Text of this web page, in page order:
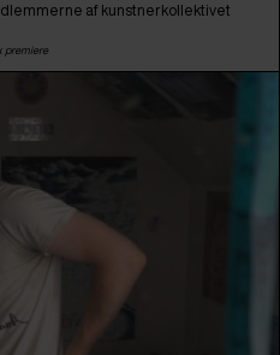
af kunstnerkollektivet
premiere